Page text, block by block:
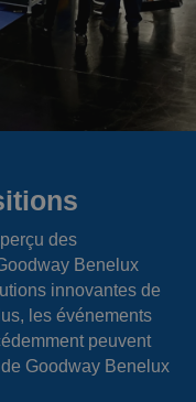
des
Benelux
innovantes de
les événements
peuvent
Goodway Benelux